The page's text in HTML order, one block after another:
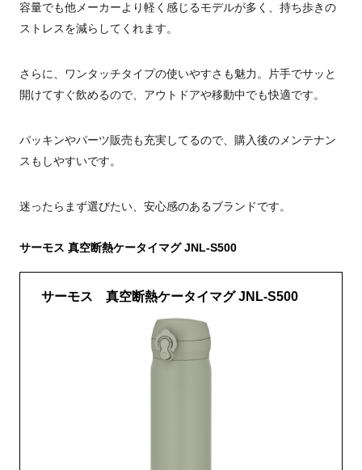
容量でも他メーカーより軽く感じるモデルが多く、持ち歩きの
ストレスを減らしてくれます。
さらに、ワンタッチタイプの使いやすさも魅力。片手でサッと
開けてすぐ飲めるので、アウトドアや移動中でも快適です。
パッキンやパーツ販売も充実してるので、購入後のメンテナン
スもしやすいです。
迷ったらまず選びたい、安心感のあるブランドです。
サーモス 真空断熱ケータイマグ JNL-S500
サーモス 真空断熱ケータイマグ JNL-S500